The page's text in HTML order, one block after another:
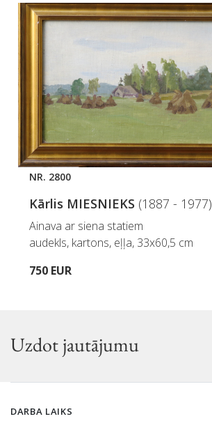
NR. 2800
Kārlis MIESNIEKS (1887 - 1977)
Ainava ar siena statiem
audekls, kartons, eļļa, 33x60,5 cm
750 EUR
Uzdot jautājumu
DARBA LAIKS